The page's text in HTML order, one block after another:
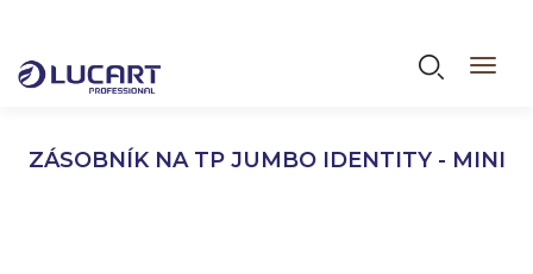
hlavný
ZÁSOBNÍK NA TP JUMBO IDENTITY - MINI